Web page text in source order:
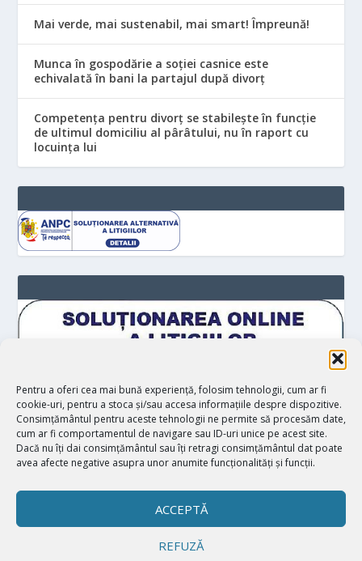
Pentru a oferi cea mai bună experiență, folosim tehnologii, cum ar fi
cookie-uri, pentru a stoca și/sau accesa informațiile despre dispozitive.
Consimțământul pentru aceste tehnologii ne permite să procesăm date,
cum ar fi comportamentul de navigare sau ID-uri unice pe acest site.
Dacă nu îți dai consimțământul sau îți retragi consimțământul dat poate
avea afecte negative asupra unor anumite funcționalități și funcții.
ACCEPTĂ
REFUZĂ
Mai verde, mai sustenabil, mai smart! Împreună!
Munca în gospodărie a soției casnice este
echivalată în bani la partajul după divorț
Competența pentru divorț se stabilește în funcție
de ultimul domiciliu al pârâtului, nu în raport cu
locuinţa lui